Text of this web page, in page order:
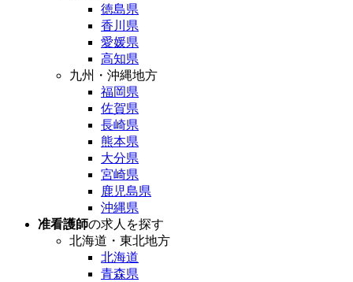
徳島県
香川県
愛媛県
高知県
九州・沖縄地方
福岡県
佐賀県
長崎県
熊本県
大分県
宮崎県
鹿児島県
沖縄県
准看護師の求人を探す
北海道・東北地方
北海道
青森県